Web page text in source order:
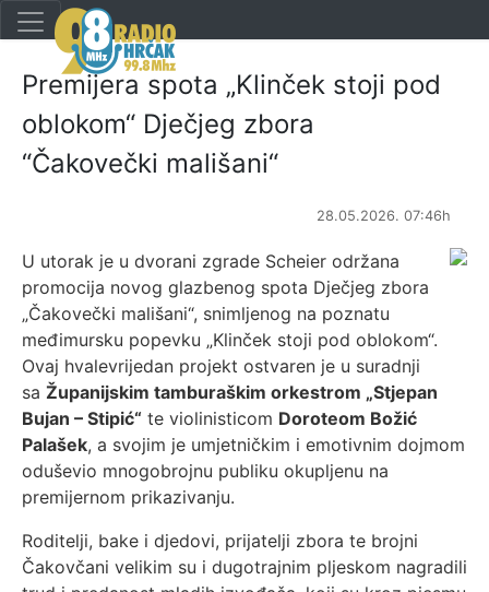
Premijera spota „Klinček stoji pod
oblokom“ Dječjeg zbora
“Čakovečki mališani“
28.05.2026. 07:46h
U utorak je u dvorani zgrade Scheier održana
promocija novog glazbenog spota Dječjeg zbora
„Čakovečki mališani“, snimljenog na poznatu
međimursku popevku „Klinček stoji pod oblokom“.
Ovaj hvalevrijedan projekt ostvaren je u suradnji
sa Županijskim tamburaškim orkestrom „Stjepan
Bujan – Stipić“ te violinisticom Doroteom Božić
Palašek, a svojim je umjetničkim i emotivnim dojmom
oduševio mnogobrojnu publiku okupljenu na
premijernom prikazivanju.
Roditelji, bake i djedovi, prijatelji zbora te brojni
Čakovčani velikim su i dugotrajnim pljeskom nagradili